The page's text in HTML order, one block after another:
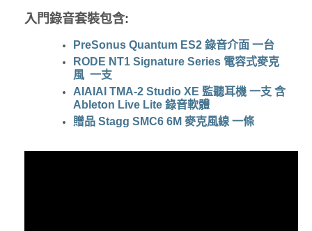
入門錄音套裝包含:
PreSonus Quantum ES2 錄音介面 一台
RODE NT1 Signature Series 電容式麥克
風 一支
AIAIAI TMA-2 Studio XE 監聽耳機 一支 含
Ableton Live Lite 錄音軟體
贈品 Stagg SMC6 6M 麥克風線 一條